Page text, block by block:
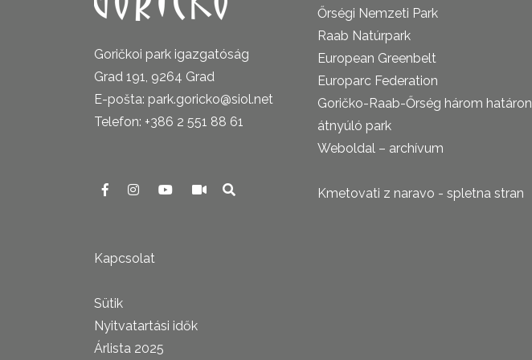
Goričkoi park igazgatóság
Grad 191, 9264 Grad
E-pošta: park.goricko@siol.net
Telefon: +386 2 551 88 61
Kapcsolat
Sütik
Nyitvatartási idők
Árlista 2025
Őrségi Nemzeti Park
Raab Natúrpark
European Greenbelt
Europarc Federation
Goričko-Raab-Őrség három határon
átnyúló park
Weboldal – archívum
Kmetovati z naravo - spletna stran